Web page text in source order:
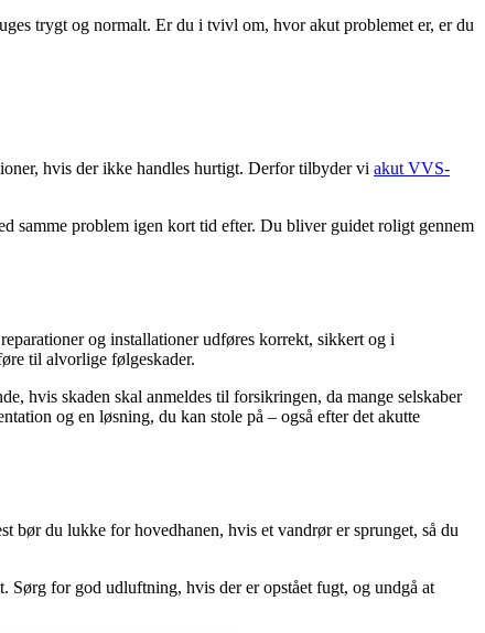
trygt og normalt. Er du i tvivl om, hvor akut problemet er, er du
hvis der ikke handles hurtigt. Derfor tilbyder vi akut VVS-
samme problem igen kort tid efter. Du bliver guidet roligt gennem
og installationer udføres korrekt, sikkert og i
til alvorlige følgeskader.
hvis skaden skal anmeldes til forsikringen, da mange selskaber
og en løsning, du kan stole på – også efter det akutte
bør du lukke for hovedhanen, hvis et vandrør er sprunget, så du
for god udluftning, hvis der er opstået fugt, og undgå at